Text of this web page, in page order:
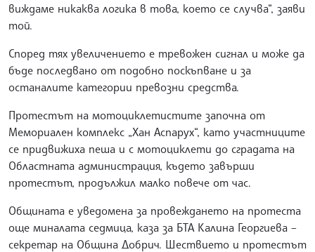
виждаме никаква логика в това, което се случва“, заяви
той.
Според тях увеличението е тревожен сигнал и може да
бъде последвано от подобно поскъпване и за
останалите категории превозни средства.
Протестът на мотоциклетистите започна от
Мемориален комплекс „Хан Аспарух“, като участниците
се придвижиха пеша и с мотоциклети до сградата на
Областната администрация, където завърши
протестът, продължил малко повече от час.
Общината е уведомена за провеждането на протеста
още миналата седмица, каза за БТА Калина Георгиева –
секретар на Община Добрич. Шествието и протестът